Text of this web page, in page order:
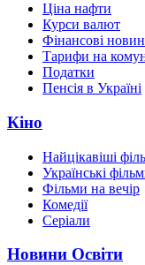
Ціна нафти
Курси валют
Фінансові
Тарифи на
Податки
Пенсія в Україні
Кіно
Найцікавіші
Українські
Фільми на вечір
Комедії
Серіали
Новини Освіти